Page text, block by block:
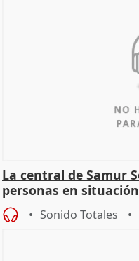
La central de Samur
personas en
de Calor
Sonido Totales